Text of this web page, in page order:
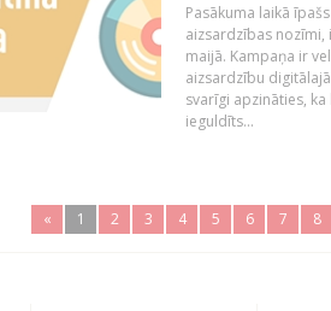
Pasākuma laikā
aizsardzības nozīmi,
maijā. Kampaņa ir
aizsardzību
svarīgi apzināties,
ieguldīts...
« 1 2 3 4 5 6 7 8